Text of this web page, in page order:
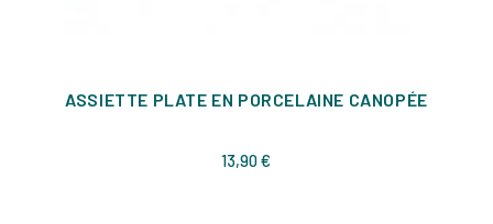
ASSIETTE PLATE EN PORCELAINE CANOPÉE
13,90 €